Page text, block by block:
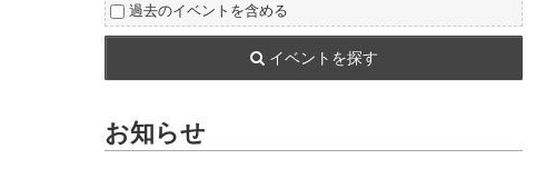
過去のイベントを含める
イベントを探す
お知らせ